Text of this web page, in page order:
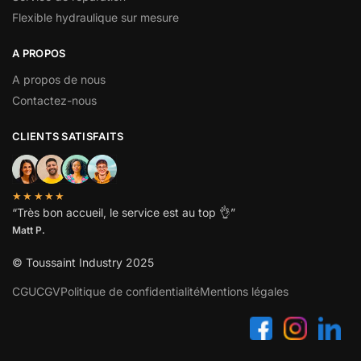
Flexible hydraulique sur mesure
A PROPOS
A propos de nous
Contactez-nous
CLIENTS SATISFAITS
★★★★★
“Très bon accueil, le service est au top 👌”
Matt P.
© Toussaint Industry 2025
CGUCGVPolitique de confidentialitéMentions légales